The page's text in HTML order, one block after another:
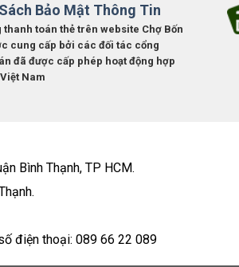
Bảo Mật Thông Tin
thanh toán thẻ trên website Chợ Bốn
cung cấp bởi các đối tác cổng
đã được cấp phép hoạt động hợp
Nam
Bình Thạnh, TP HCM.
điện thoại: 089 66 22 089